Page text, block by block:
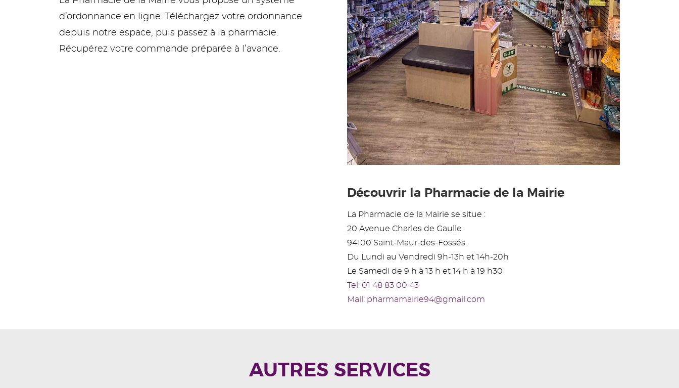
d’ordonnance en ligne. Téléchargez votre ordonnance
depuis notre espace, puis passez à la pharmacie.
Récupérez votre commande préparée à l’avance.
Découvrir la Pharmacie de la Mairie
La Pharmacie de la Mairie se situe :
20 Avenue Charles de Gaulle
94100 Saint-Maur-des-Fossés.
Du Lundi au Vendredi 9h-13h et 14h-20h
Le Samedi de 9 h à 13 h et 14 h à 19 h30
Tel: 01 48 83 00 43
Mail: pharmamairie94@gmail.com
AUTRES SERVICES